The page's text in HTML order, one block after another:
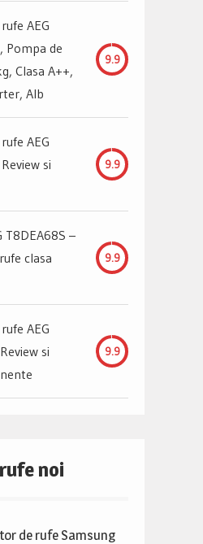
AEG
Pompa de
Clasa A++,
Alb
9.9
AEG
si
9.9
T8DEA68S –
clasa
9.9
AEG
si
9.9
noi
de rufe Samsung